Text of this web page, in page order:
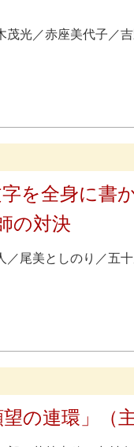
茂光 ／赤座美代子 ／
を全身に書
の対決
／ 尾美としのり ／五
の連環」（主